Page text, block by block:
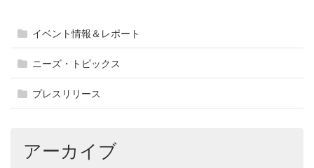
イベント情報＆レポート
ニーズ・トピックス
プレスリリース
アーカイブ